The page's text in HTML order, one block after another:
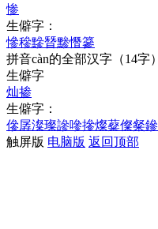
惨
生僻字：
慘穇黲朁黪憯篸
拼音càn的全部汉字 （14字）
生僻字
灿掺
生僻字：
傪孱澯璨謲嘇摻燦薒儏粲鏒
触屏版 电脑版 返回顶部